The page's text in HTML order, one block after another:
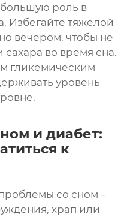
роль в
Избегайте тяжёлой
вечером, чтобы не
сахара во время сна.
гликемическим
уровень
и диабет:
к
со сном –
храп или